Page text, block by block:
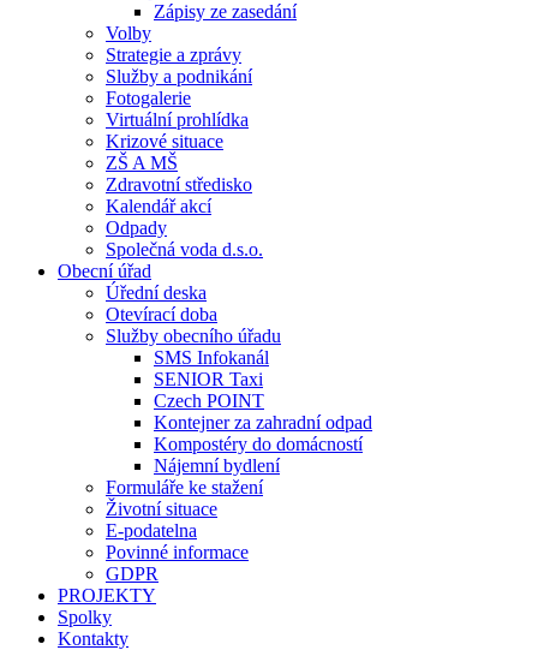
Zápisy ze zasedání
Volby
Strategie a zprávy
Služby a podnikání
Fotogalerie
Virtuální prohlídka
Krizové situace
ZŠ A MŠ
Zdravotní středisko
Kalendář akcí
Odpady
Společná voda d.s.o.
Obecní úřad
Úřední deska
Otevírací doba
Služby obecního úřadu
SMS Infokanál
SENIOR Taxi
Czech POINT
Kontejner za zahradní odpad
Kompostéry do domácností
Nájemní bydlení
Formuláře ke stažení
Životní situace
E-podatelna
Povinné informace
GDPR
PROJEKTY
Spolky
Kontakty